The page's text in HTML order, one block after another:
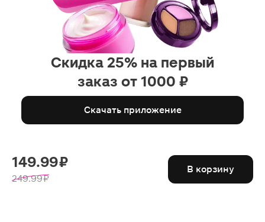
Скидка 25% на первый
заказ от 1000 ₽
Скачать приложение
149.99 ₽
249.99 ₽
В корзину